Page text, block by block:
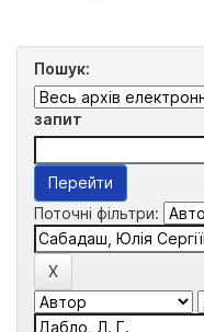
Пошук:
запит
Поточні фільтри: